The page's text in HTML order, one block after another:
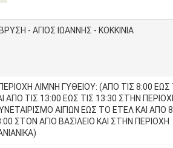
- ΑΓΙΟΣ ΙΩΑΝΝΗΣ - ΚΟΚΚΙΝΙΑ
ΛΙΜΝΗ ΓΥΘΕΙΟΥ: (ΑΠΟ ΤΙΣ 8:00 ΕΩΣ
ΑΠΟ ΤΙΣ 13:00 ΕΩΣ ΤΙΣ 13:30 ΣΤΗΝ
ΑΙΓΙΩΝ ΕΩΣ ΤΟ ΕΤΕΛ ΚΑΙ ΑΠΟ
ΣΤΟΝ ΑΓΙΟ ΒΑΣΙΛΕΙΟ ΚΑΙ ΣΤΗΝ ΠΕΡΙΟΧΗ